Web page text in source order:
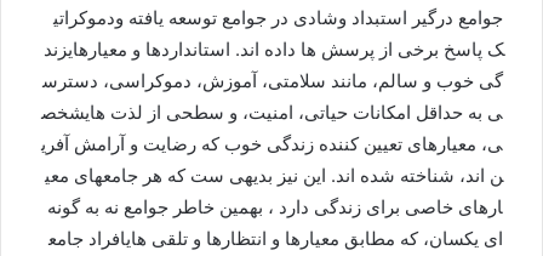
جوامع درگیر استبداد وشادی در جوامع توسعه یافته ودموکراتی
ک پاسخ برخی از پرسش ها داده اند. استانداردها و معیارهایزند
گی خوب و سالم، مانند سلامتی، آموزش، دموکراسی، دسترس
ی به حداقل امکانات حیاتی، امنیت، و سطحی از لذت هایشخص
ی، معیارهای تعیین کننده زندگی خوب که رضایت و آرامش آفری
ن اند، شناخته شده اند. این نیز بدیهی ست که هر جامعهای معی
ارهای خاصی برای زندگی دارد ، بهمین خاطر جوامع نه به گونه
ای یکسان، که مطابق معیارها و انتظارها و تلقی هایافراد جامع